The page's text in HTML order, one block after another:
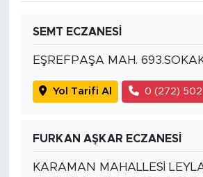
SEMT ECZANESİ
EŞREFPAŞA MAH.
Yol Tarifi Al 0 (272)
FURKAN AŞKAR ECZANESİ
KARAMAN MAHALLESİ